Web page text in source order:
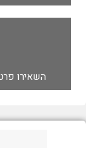
השאירו